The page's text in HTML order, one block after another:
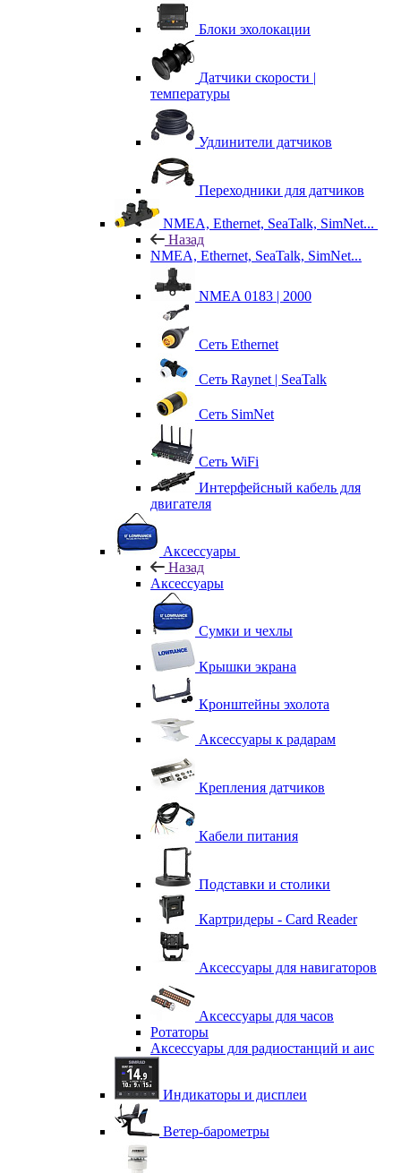
Блоки эхолокации
Датчики скорости |
температуры
Удлинители датчиков
Переходники для датчиков
NMEA, Ethernet, SeaTalk, SimNet...
Назад
NMEA, Ethernet, SeaTalk, SimNet...
NMEA 0183 | 2000
Сеть Ethernet
Сеть Raynet | SeaTalk
Сеть SimNet
Сеть WiFi
Интерфейсный кабель для
двигателя
Аксессуары
Назад
Аксессуары
Сумки и чехлы
Крышки экрана
Кронштейны эхолота
Аксессуары к радарам
Крепления датчиков
Кабели питания
Подставки и столики
Картридеры - Card Reader
Аксессуары для навигаторов
Аксессуары для часов
Ротаторы
Аксессуары для радиостанций и аис
Индикаторы и дисплеи
Ветер-барометры